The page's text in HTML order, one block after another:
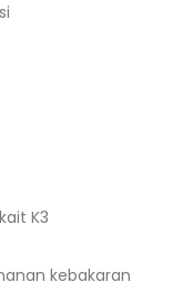
K3
kebakaran